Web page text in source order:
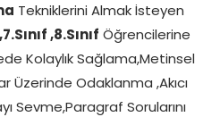
Tekniklerini Almak İsteyen
,7.Sınıf ,8.Sınıf Öğrencilerine
Kolaylık Sağlama,Metinsel
Üzerinde Odaklanma ,Akıcı
Sevme,Paragraf Sorularını